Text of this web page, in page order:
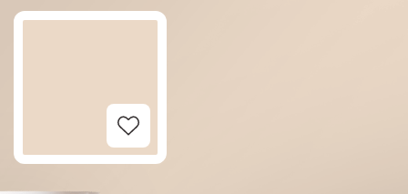
Add to Wishlist